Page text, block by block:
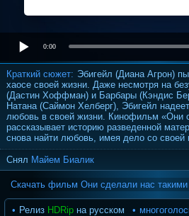
0:00
Краткий сюжет: Эбигейл (Диана Агрон)
хаосе своей жизни. Даже несмотря на
(Дастин Хоффман) и Барбары (Кэндис
Натана (Саймон Хелберг), Эбигейл
любовь в своей жизни. Кинофильм «Они
рассказывает историю разведенной
снова найти любовь, имея дело со своей
Снял Майем Биалик
Скачать фильм Они сделали нас
Релиз HDRip на русском